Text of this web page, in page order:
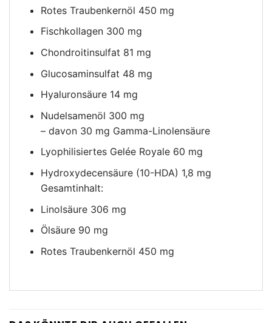
Rotes Traubenkernöl 450 mg
Fischkollagen 300 mg
Chondroitinsulfat 81 mg
Glucosaminsulfat 48 mg
Hyaluronsäure 14 mg
Nudelsamenöl 300 mg
– davon 30 mg Gamma-Linolensäure
Lyophilisiertes Gelée Royale 60 mg
Hydroxydecensäure (10-HDA) 1,8 mg
Gesamtinhalt:
Linolsäure 306 mg
Ölsäure 90 mg
Rotes Traubenkernöl 450 mg